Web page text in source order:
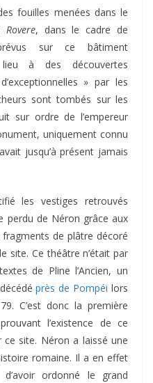
fouilles menées dans le
, dans le cadre de
sur ce bâtiment
à des découvertes
» par les
sont tombés sur les
sur ordre de l’empereur
uniquement connu
jusqu’à présent jamais
les vestiges retrouvés
perdu de Néron grâce aux
de plâtre décoré
site. Ce théâtre n’était par
de Pline l’Ancien, un
près de Pompéi lors
C’est donc la première
l’existence de ce
site. Néron a laissé une
romaine. Il a en effet
ordonné le grand